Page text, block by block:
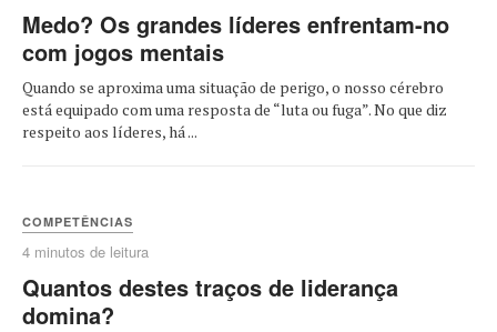
Medo? Os grandes líderes enfrentam-no
com jogos mentais
Quando se aproxima uma situação de perigo, o nosso cérebro
está equipado com uma resposta de “luta ou fuga”. No que diz
respeito aos líderes, há ...
COMPETÊNCIAS
4 minutos de leitura
Quantos destes traços de liderança
domina?